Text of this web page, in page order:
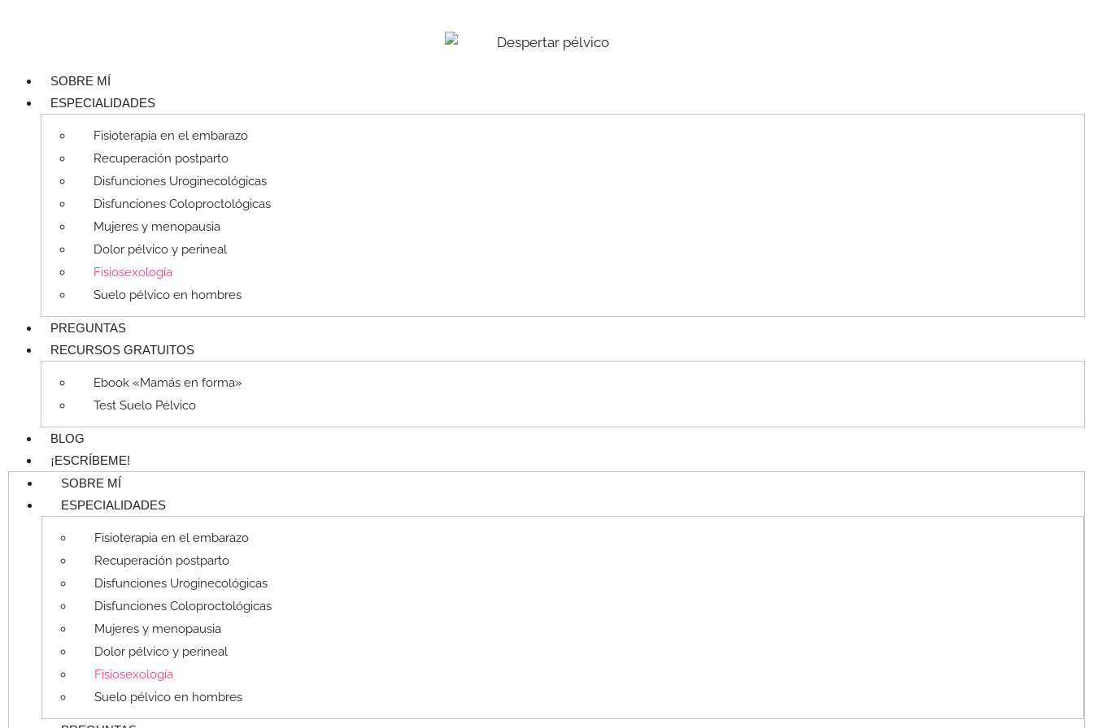
SOBRE MÍ
ESPECIALIDADES
Fisioterapia en el embarazo
Recuperación postparto
Disfunciones Uroginecológicas
Disfunciones Coloproctológicas
Mujeres y menopausia
Dolor pélvico y perineal
Fisiosexología
Suelo pélvico en hombres
PREGUNTAS
RECURSOS GRATUITOS
Ebook «Mamás en forma»
Test Suelo Pélvico
BLOG
¡ESCRÍBEME!
SOBRE MÍ
ESPECIALIDADES
Fisioterapia en el embarazo
Recuperación postparto
Disfunciones Uroginecológicas
Disfunciones Coloproctológicas
Mujeres y menopausia
Dolor pélvico y perineal
Fisiosexología
Suelo pélvico en hombres